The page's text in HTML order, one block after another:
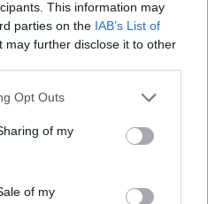
This information may
parties on the IAB’s List of
may further disclose it to other
Opt Outs
of my
of my
ευρώ στις Περιφέρειες
πολωνική αγορά